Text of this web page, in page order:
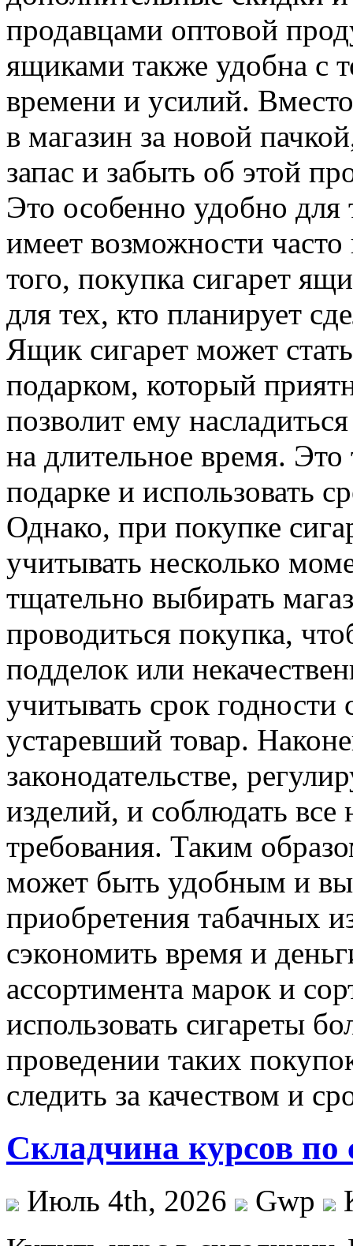
продавцами оптовой
ящиками также удобна с
времени и усилий.
в магазин за новой
запас и забыть об этой
Это особенно удобно для
имеет возможности
того, покупка сигарет
для тех, кто планирует
Ящик сигарет может
подарком, который
позволит ему
на длительное время. Это
подарке и использовать
Однако, при покупке
учитывать несколько
тщательно выбирать
проводиться покупка,
подделок или
учитывать срок годности
устаревший товар.
законодательстве,
изделий, и соблюдать
требования. Таким
может быть удобным и
приобретения табачных
сэкономить время и
ассортимента марок и
использовать сигареты
проведении таких
следить за качеством и
Складчина курсов по
Июль 4th, 2026 Gwp